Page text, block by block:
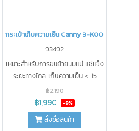
กระเป๋าเก็บความเย็น Canny B-KOOL
93492
เหมาะสำหรับการขนย้ายนมแม่ แช่แข็ง
ระยะทางไกล เก็บความเย็น < 15
องศา นาน 22 ชม. ขนาด 13 ลิตร
รองรับน้ำหนัก 10-15 กิโลกรัม
฿2,190
฿1,990 -9%
สั่งซื้อสินค้า